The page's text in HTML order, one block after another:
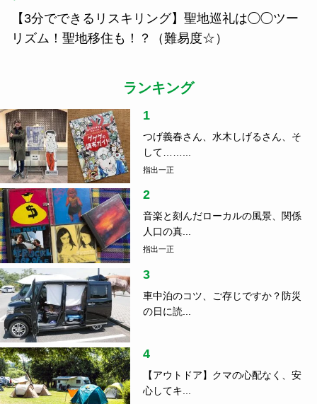
【3分でできるリスキリング】聖地巡礼は◯◯ツー
リズム！聖地移住も！？（難易度☆）
ランキング
1
つげ義春さん、水木しげるさん、そ
して……...
指出一正
2
音楽と刻んだローカルの風景、関係
人口の真...
指出一正
3
車中泊のコツ、ご存じですか？防災
の日に読...
4
【アウトドア】クマの心配なく、安
心してキ...